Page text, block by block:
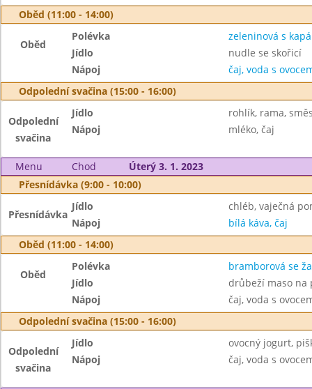
Oběd (11:00 - 14:00)
Oběd
Polévka
zeleninová s
Jídlo
nudle se skořicí
Nápoj
čaj, voda s
Odpolední svačina (15:00 - 16:00)
Odpolední
svačina
Jídlo
rohlík, rama,
Nápoj
mléko, čaj
Menu Chod
Úterý 3. 1. 2023
Přesnídávka (9:00 - 10:00)
Přesnídávka
Jídlo
chléb, vaječná
Nápoj
bílá káva, čaj
Oběd (11:00 - 14:00)
Oběd
Polévka
bramborová se
Jídlo
drůbeží maso na
Nápoj
čaj, voda s
Odpolední svačina (15:00 - 16:00)
Odpolední
svačina
Jídlo
ovocný jogurt,
Nápoj
čaj, voda s